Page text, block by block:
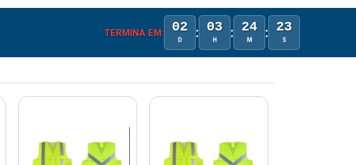
TERMINA EM: 02
D : 03
H : 24
M : 23
S